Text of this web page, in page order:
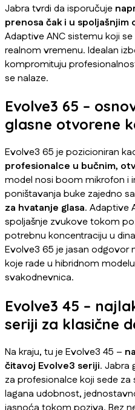
Jabra tvrdi da isporučuje
prenosa čak i u spoljašnjim
Adaptive ANC sistemu koji
realnom vremenu. Idealan
kompromituju
se nalaze.
Evolve3 65 –
glasne otvorene
Evolve3 65 je pozicioniran
profesionalce u bučnim,
model nosi boom mikrofon i
poništavanja buke zajedno sa
za hvatanje glasa. Adaptive
spoljašnje zvukove tokom
potrebnu koncentraciju u
Evolve3 65 je jasan
koje rade u hibridnom
svakodnevnica.
Evolve3 45 –
seriji za klasične
Na kraju, tu je Evolve3 45 –
čitavoj Evolve3 seriji. Jabra
za profesionalce koji sede
lagana udobnost,